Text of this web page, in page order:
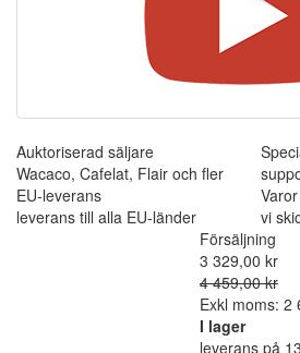
Auktoriserad säljare
Wacaco, Cafelat, Flair och fler
EU-leverans
leverans till alla EU-länder
vi
Försäljning
3 329,00 kr
4 459,00 kr
Exkl moms: 2
I lager
leverans på